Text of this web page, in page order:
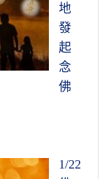
地
發
起
念
佛
1/22